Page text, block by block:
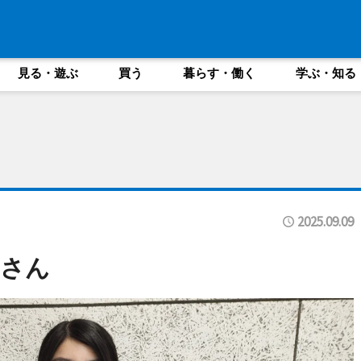
見る・遊ぶ 買う 暮らす・働く 学ぶ・知る
2025.09.09
ん